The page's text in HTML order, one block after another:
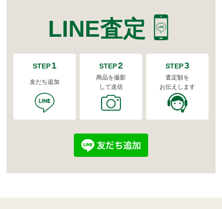
LINE査定
STEP1
友だち追加
STEP2
商品を撮影
して送信
STEP3
査定額を
お伝えします